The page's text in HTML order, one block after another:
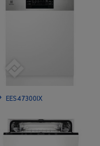
EES47300IX